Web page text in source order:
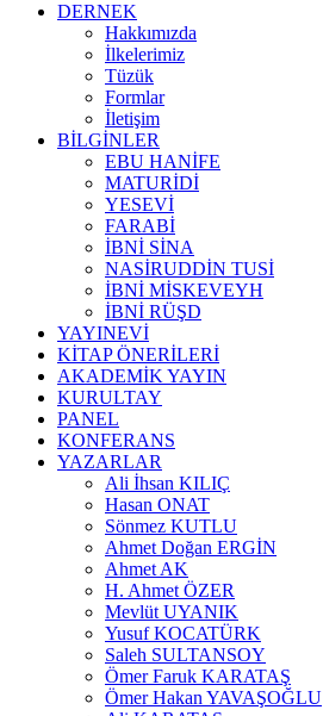
DERNEK
Hakkımızda
İlkelerimiz
Tüzük
Formlar
İletişim
BİLGİNLER
EBU HANİFE
MATURİDİ
YESEVİ
FARABİ
İBNİ SİNA
NASİRUDDİN TUSİ
İBNİ MİSKEVEYH
İBNİ RÜŞD
YAYINEVİ
KİTAP ÖNERİLERİ
AKADEMİK YAYIN
KURULTAY
PANEL
KONFERANS
YAZARLAR
Ali İhsan KILIÇ
Hasan ONAT
Sönmez KUTLU
Ahmet Doğan ERGİN
Ahmet AK
H. Ahmet ÖZER
Mevlüt UYANIK
Yusuf KOCATÜRK
Saleh SULTANSOY
Ömer Faruk KARATAŞ
Ömer Hakan YAVAŞOĞLU